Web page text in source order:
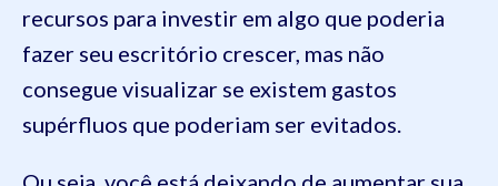
recursos para investir em algo que poderia
fazer seu escritório crescer, mas não
consegue visualizar se existem gastos
supérfluos que poderiam ser evitados.